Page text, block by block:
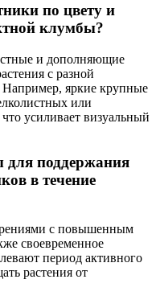
по цвету и
клумбы?
и дополняющие
с разной
Например, яркие крупные
или
усиливает визуальный
поддержания
в течение
с повышенным
своевременное
период активного
растения от